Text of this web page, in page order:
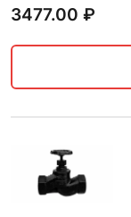
3477.00 ₽